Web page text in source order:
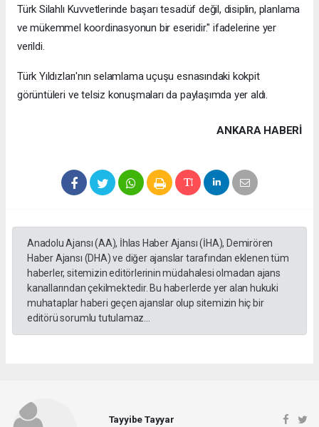
Türk Silahlı Kuvvetlerinde başarı tesadüf değil, disiplin, planlama
ve mükemmel koordinasyonun bir eseridir." ifadelerine yer
verildi.
Türk Yıldızları'nın selamlama uçuşu esnasındaki kokpit
görüntüleri ve telsiz konuşmaları da paylaşımda yer aldı.
ANKARA HABERİ
Anadolu Ajansı (AA), İhlas Haber Ajansı (İHA), Demirören
Haber Ajansı (DHA) ve diğer ajanslar tarafından eklenen tüm
haberler, sitemizin editörlerinin müdahalesi olmadan ajans
kanallarından çekilmektedir. Bu haberlerde yer alan hukuki
muhataplar haberi geçen ajanslar olup sitemizin hiç bir
editörü sorumlu tutulamaz...
Tayyibe Tayyar